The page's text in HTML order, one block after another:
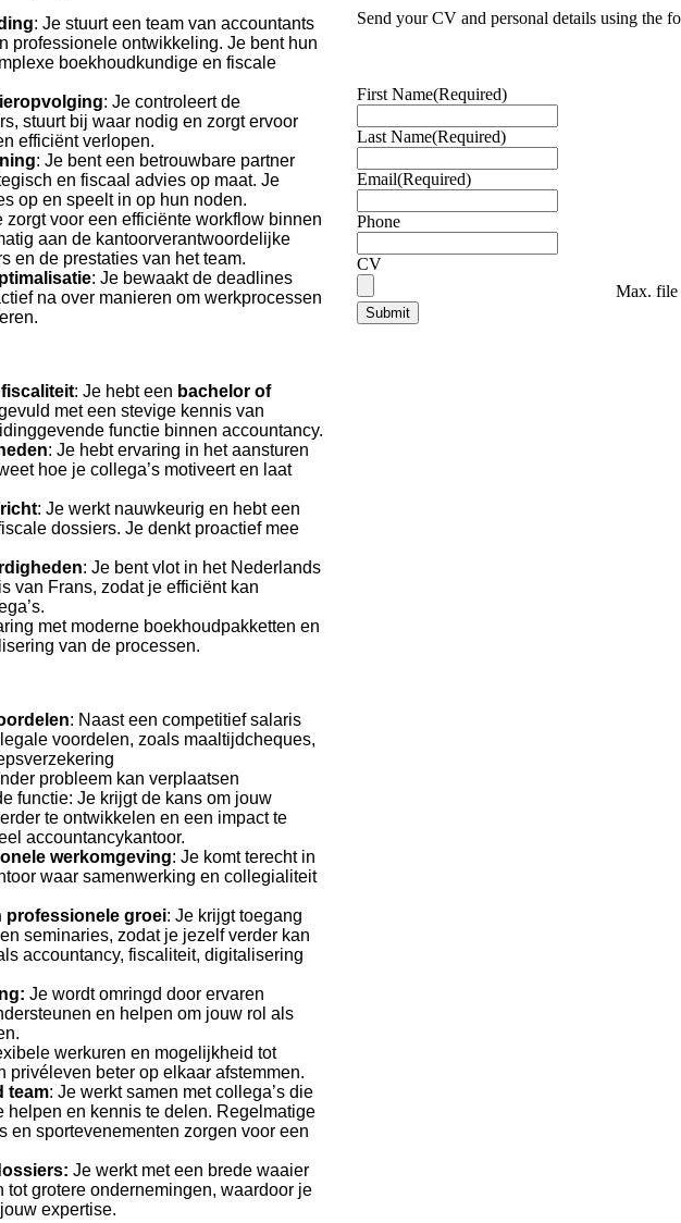
: Je stuurt een team van accountants
professionele ontwikkeling. Je bent hun
boekhoudkundige en fiscale
: Je controleert de
stuurt bij waar nodig en zorgt ervoor
efficiënt verlopen.
: Je bent een betrouwbare partner
en fiscaal advies op maat. Je
op en speelt in op hun noden.
zorgt voor een efficiënte workflow binnen
aan de kantoorverantwoordelijke
en de prestaties van het team.
: Je bewaakt de deadlines
na over manieren om werkprocessen
: Je hebt een bachelor of
met een stevige kennis van
functie binnen accountancy.
: Je hebt ervaring in het aansturen
hoe je collega’s motiveert en laat
: Je werkt nauwkeurig en hebt een
dossiers. Je denkt proactief mee
: Je bent vlot in het Nederlands
van Frans, zodat je efficiënt kan
met moderne boekhoudpakketten en
van de processen.
: Naast een competitief salaris
voordelen, zoals maaltijdcheques,
probleem kan verplaatsen
functie: Je krijgt de kans om jouw
te ontwikkelen en een impact te
accountancykantoor.
werkomgeving: Je komt terecht in
waar samenwerking en collegialiteit
professionele groei: Je krijgt toegang
seminaries, zodat je jezelf verder kan
accountancy, fiscaliteit, digitalisering
Je wordt omringd door ervaren
en helpen om jouw rol als
werkuren en mogelijkheid tot
privéleven beter op elkaar afstemmen.
team: Je werkt samen met collega’s die
helpen en kennis te delen. Regelmatige
en sportevenementen zorgen voor een
Je werkt met een brede waaier
grotere ondernemingen, waardoor je
expertise.
Send your CV and personal details using the
First Name(Required)
Last Name(Required)
Email(Required)
Phone
CV
Max. file